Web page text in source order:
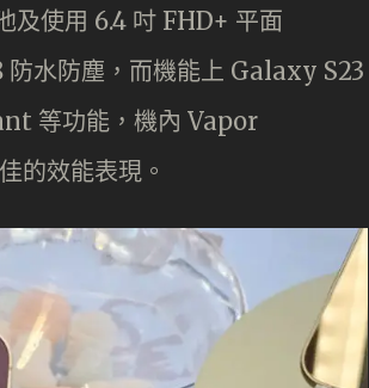
使用 6.4 吋 FHD+ 平面
水防塵，而機能上 Galaxy S23
等功能，機內 Vapor
的效能表現。